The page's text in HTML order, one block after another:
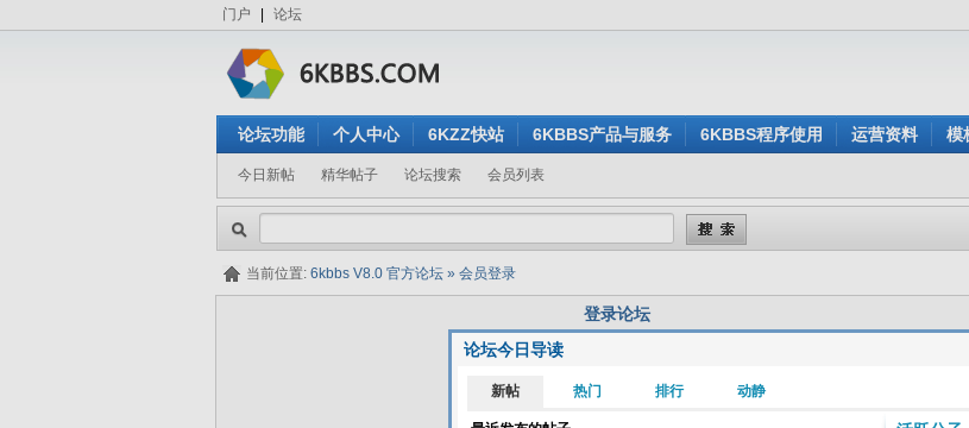
门户 论坛
论坛功能 个人中心 6KZZ快站 6KBBS产品与服务 6KBBS程序使用 运营资料 模
今日新帖 精华帖子 论坛搜索 会员列表
论坛今日导读
当前位置: 6kbbs V8.0 官方论坛 » 会员登录
登录论坛
用户名: